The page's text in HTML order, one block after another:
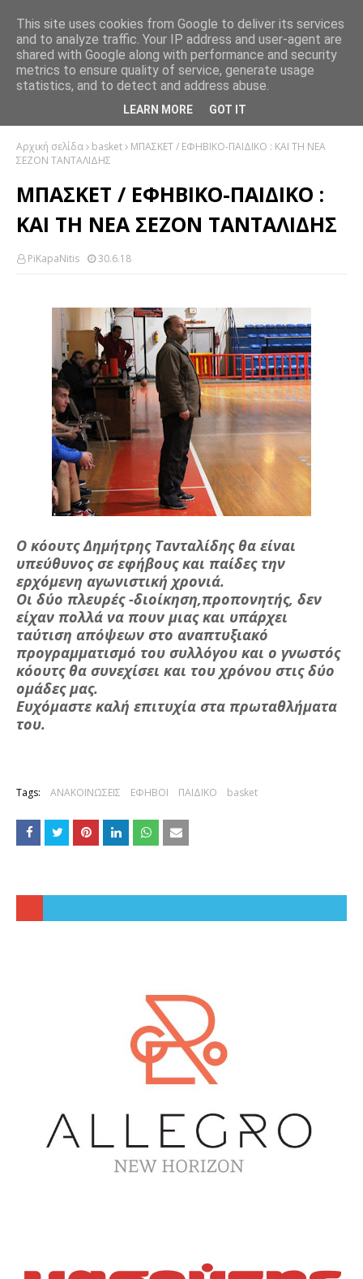
Αρχική σελίδα basket
ΜΠΑΣΚΕΤ / ΕΦΗΒΙΚΟ-ΠΑΙΔΙΚΟ : ΚΑΙ ΤΗ ΝΕΑ
ΣΕΖΟΝ ΤΑΝΤΑΛΙΔΗΣ
ΜΠΑΣΚΕΤ / ΕΦΗΒΙΚΟ-ΠΑΙΔΙΚΟ :
ΚΑΙ ΤΗ ΝΕΑ ΣΕΖΟΝ ΤΑΝΤΑΛΙΔΗΣ
PiKapaNitis 30.6.18
Ο κόουτς Δημήτρης Τανταλίδης θα είναι
υπεύθυνος σε εφήβους και παίδες την
ερχόμενη αγωνιστική χρονιά.
Οι δύο πλευρές -διοίκηση,προπονητής, δεν
είχαν πολλά να πουν μιας και υπάρχει
ταύτιση απόψεων στο αναπτυξιακό
προγραμματισμό του συλλόγου και ο γνωστός
κόουτς θα συνεχίσει και του χρόνου στις δύο
ομάδες μας.
Ευχόμαστε καλή επιτυχία στα πρωταθλήματα
του.
Tags: ΑΝΑΚΟΙΝΩΣΕΙΣ ΕΦΗΒΟΙ ΠΑΙΔΙΚΟ basket
This site uses cookies from Google to deliver its services
and to analyze traffic. Your IP address and user-agent are
shared with Google along with performance and security
metrics to ensure quality of service, generate usage
statistics, and to detect and address abuse.
LEARN MORE GOT IT